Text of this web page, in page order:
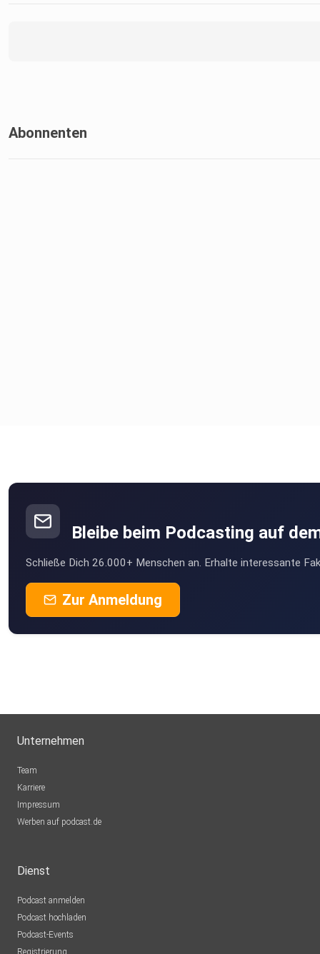
Abonnenten
Bleibe beim Podcasting auf
Schließe Dich 26.000+ Menschen an. Erhalte interessante
Zur Anmeldung
Unternehmen
Team
Karriere
Impressum
Werben auf podcast.de
Dienst
Podcast anmelden
Podcast hochladen
Podcast-Events
Registrierung